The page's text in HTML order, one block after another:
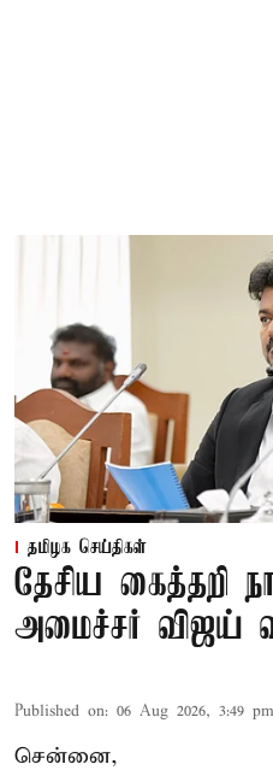
தமிழக செய்திகள்
தேசிய கைத்தறி
அமைச்சர் விஜய்
Published on: 06 Aug 2026, 3:49 pm
சென்னை,